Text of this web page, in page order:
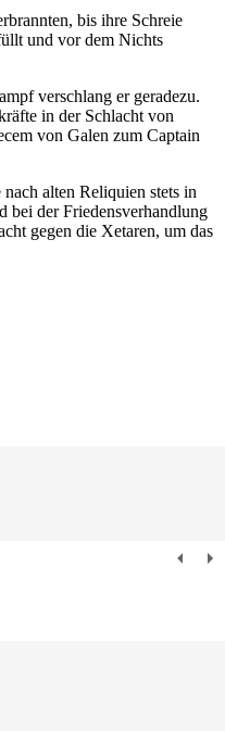
bis ihre Schreie
und vor dem Nichts
verschlang er geradezu.
in der Schlacht von
von Galen zum Captain
alten Reliquien stets in
bei der Friedensverhandlung
gegen die Xetaren, um das